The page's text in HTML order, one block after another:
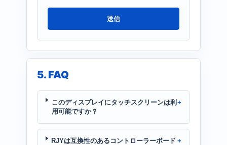
送信
5. FAQ
このディスプレイにタッチスクリーンは利
用可能ですか？
RJYは互換性のあるコントローラーボード